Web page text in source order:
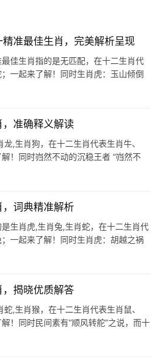
准最佳生肖，完美解析呈现
佳生肖指的是无匹配，在十二生肖代
一起来了解！同时生肖虎：玉山倾倒
虎与太岁暗合，事业上易遇贵人提
准确释义解读
,生肖狗，在十二生肖代表生肖牛、
！同时岿然不动的沉稳王者 “岿然不
，牛自古便是勤劳与坚韧的象征，无
词典精准解析
生肖虎,生肖兔,生肖蛇，在十二生肖代
一起来了解！同时生肖虎：胡越之祸
虎踞山林本为霸主，却易遭暗箭中
揭晓优质解答
,生肖猴，在十二生肖代表生肖鼠、
！同时民间素有“顺风转舵”之说，而十
解团队停滞之困，尤其29岁至51岁